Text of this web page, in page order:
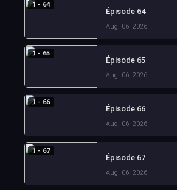
1 - 64
Épisode 64
Aug. 06, 2026
1 - 65
Épisode 65
Aug. 06, 2026
1 - 66
Épisode 66
Aug. 06, 2026
1 - 67
Épisode 67
Aug. 06, 2026